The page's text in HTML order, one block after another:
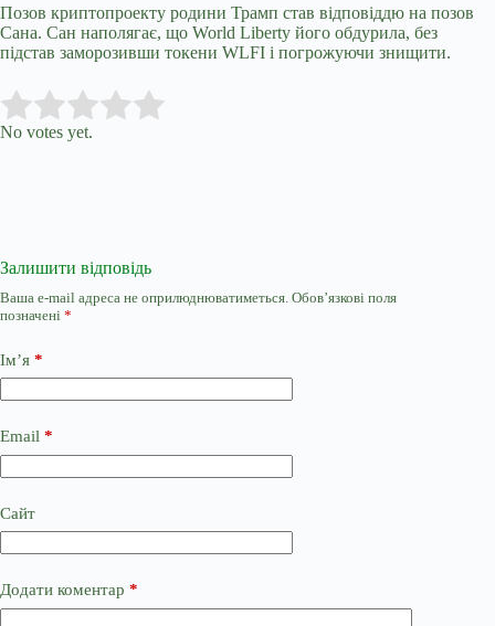
Позов криптопроекту родини Трамп став відповіддю на позов
Сана. Сан наполягає, що World Liberty його обдурила, без
підстав заморозивши токени WLFI і погрожуючи знищити.
Rate this item:
No votes yet.
Залишити відповідь
Ваша e-mail адреса не оприлюднюватиметься. Обов’язкові поля
позначені *
Ім’я *
Email *
Сайт
Додати коментар *